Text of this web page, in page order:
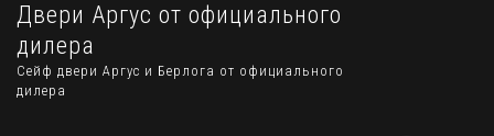
Двери Аргус от официального
дилера
Сейф двери Аргус и Берлога от официального
дилера